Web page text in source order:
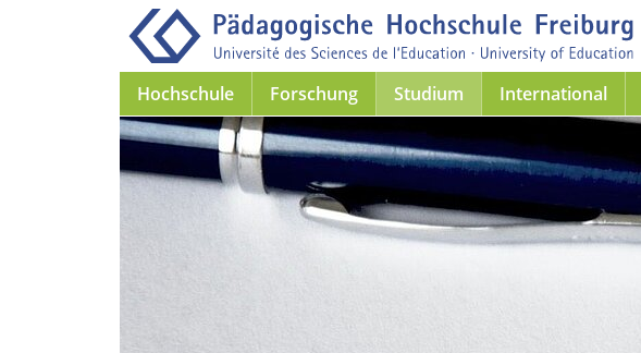
Hochschule Forschung Studium International